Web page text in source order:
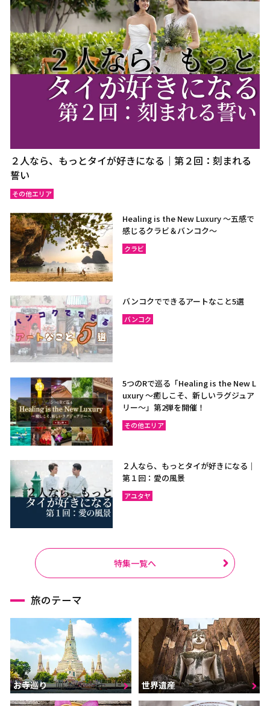
カラシン
ルーイ
サコンナコーン
ナコーンパノム
ノーンカーイ
ノーンブアランプー
ブンカーン
ムックダーハーン
ローイエット
マハーサーラカーム
ブリーラム
ヤソートーン
シーサケート
アムナートチャルーン
北イサーン
南イサーン
パタヤ（チョンブリー）
ラヨーン（サメット島）
チャンタブリー
サケーオ
チャチューンサオ
プラーチーンブリー
バンコク
アユタヤ
カンチャナブリー
キリカン）
チャアム（ペッチャブリ
ー）
アーントーン
チャイナート
ノンタブリー
パトゥムターニー
ペッチャブリー
プラチュアップキリカン
ラーチャブリー
サムットサーコーン
サラブリー
クラビ
ランタ島（クラビ）
トラン
パンガー
カオラック（パンガー）
チュンポーン
ナラーティワート
ナコーンシータマラート
パッターニー
パッタルン
２人なら、もっとタイが好きになる｜第２回：刻まれる
誓い
その他エリア
Healing is the New Luxury ～五感で
感じるクラビ＆バンコク～
クラビ
バンコクでできるアートなこと5選
バンコク
5つのRで巡る「Healing is the New L
uxury ～癒しこそ、新しいラグジュア
リー〜」第2弾を開催！
その他エリア
２人なら、もっとタイが好きになる｜
第１回：愛の風景
アユタヤ
特集一覧へ
旅のテーマ
お寺巡り 世界遺産